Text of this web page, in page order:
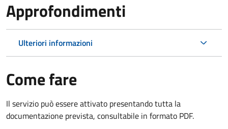
Approfondimenti
Ulteriori informazioni
Come fare
Il servizio può essere attivato presentando tutta la
documentazione prevista, consultabile in formato PDF.